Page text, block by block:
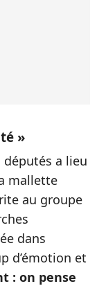
»
députés a lieu
mallette
au groupe
dans
d’émotion et
: on pense